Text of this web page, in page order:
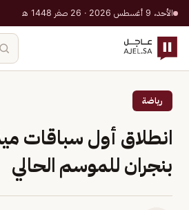
الأحد، 9 أغسطس 2026 · 26 صفر 1448 هـ
رياضة
انطلاق أول سباقات
بنجران للموسم الحالي